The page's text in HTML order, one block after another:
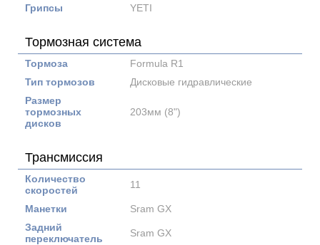
Грипсы
YETI
Тормозная система
Тормоза
Formula R1
Тип тормозов
Дисковые гидравлические
Размер
тормозных
дисков
203мм (8")
Трансмиссия
Количество
скоростей
11
Манетки
Sram GX
Задний
переключатель
Sram GX